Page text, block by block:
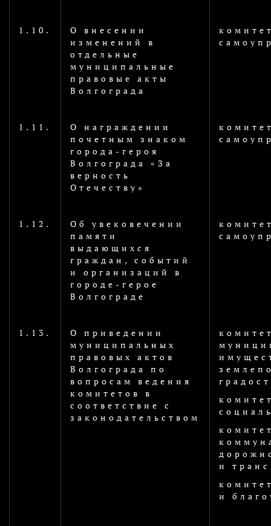
1.10.
О внесении
изменений в
отдельные
муниципальные
правовые акты
Волгограда
1.11.
О награждении
почетным знаком
города-героя
Волгограда «За
верность
Отечеству»
1.12.
Об увековечении
памяти
выдающихся
граждан, событий
и организаций в
городе-герое
Волгограде
1.13.
О приведении
муниципальных
правовых актов
Волгограда по
вопросам ведения
комитетов в
соответствие с
законодательством
и
и